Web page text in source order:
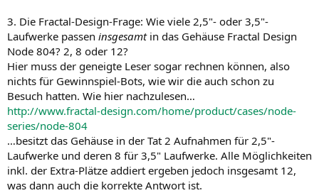
3. Die Fractal-Design-Frage: Wie viele 2,5"- oder 3,5"-
Laufwerke passen insgesamt in das Gehäuse Fractal Design
Node 804? 2, 8 oder 12?
Hier muss der geneigte Leser sogar rechnen können, also
nichts für Gewinnspiel-Bots, wie wir die auch schon zu
Besuch hatten. Wie hier nachzulesen…
http://www.fractal-design.com/home/product/cases/node-
series/node-804
…besitzt das Gehäuse in der Tat 2 Aufnahmen für 2,5"-
Laufwerke und deren 8 für 3,5" Laufwerke. Alle Möglichkeiten
inkl. der Extra-Plätze addiert ergeben jedoch insgesamt 12,
was dann auch die korrekte Antwort ist.